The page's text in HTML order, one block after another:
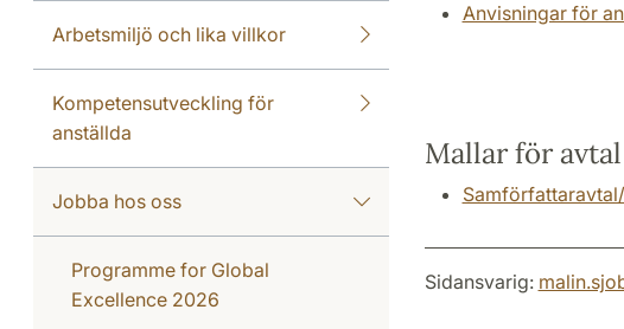
Arbetsmiljö och lika villkor
Kompetensutveckling för
anställda
Jobba hos oss
Programme for Global
Excellence 2026
Anvisningar för
Mallar för avtal
Sidansvarig: